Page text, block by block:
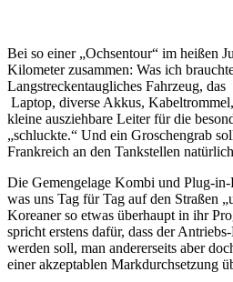
Bei so einer „Ochsentour“ im heißen
Kilometer zusammen: Was ich
Langstreckentaugliches Fahrzeug,
Laptop, diverse Akkus,
kleine ausziehbare Leiter für die
„schluckte.“ Und ein Groschengrab
Frankreich an den Tankstellen
Die Gemengelage Kombi und Plug-
was uns Tag für Tag auf den Straßen
Koreaner so etwas überhaupt in ihr
spricht erstens dafür, dass der
werden soll, man andererseits aber
einer akzeptablen Markdurchsetzung